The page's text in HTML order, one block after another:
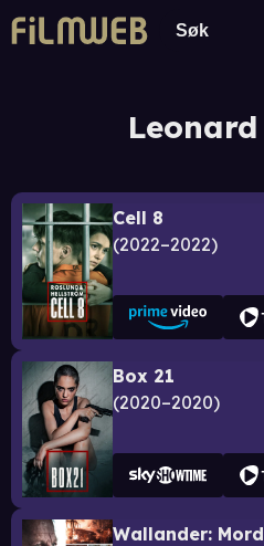
Cell 8
2022–2022
Box 21
2020–2020
Wallander: